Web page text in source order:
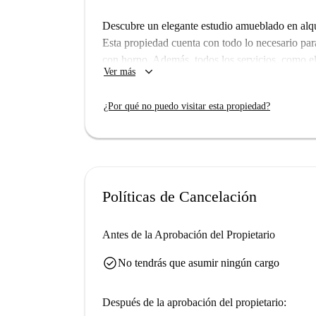
Descubre un elegante estudio amueblado en
Esta propiedad cuenta con todo lo necesario
con horno. Además, todos los servicios, como
garantizando una experiencia de vida sin
numerosas opciones gastronómicas, como
Ver más keyboard_arrow_down
¿Por qué no puedo visitar esta propiedad?
Políticas de Cancelación
Antes de la Aprobación del Propietario
check_circleNo tendrás que asumir ningún cargo
Después de la aprobación del propietario: